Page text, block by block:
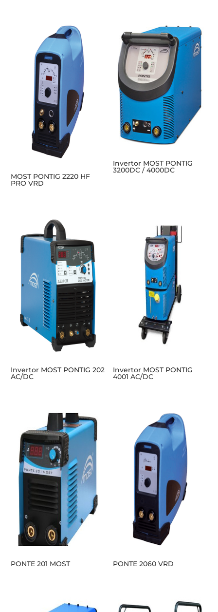
MOST PONTIG 2220 HF
PRO VRD
Invertor MOST PONTIG
3200DC / 4000DC
Invertor MOST PONTIG 202
AC/DC
Invertor MOST PONTIG
4001 AC/DC
PONTE 201 MOST PONTE 2060 VRD